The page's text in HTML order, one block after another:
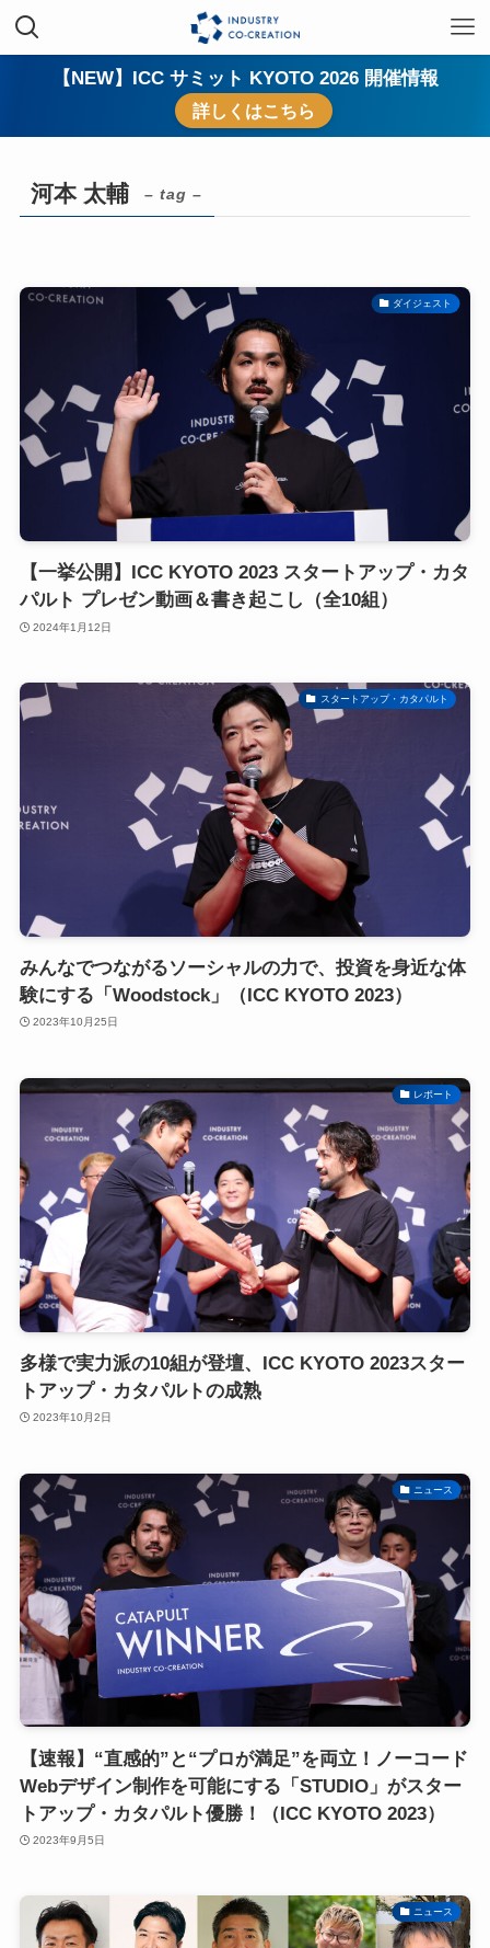
【NEW】ICC サミット KYOTO 2026 開催情報
詳しくはこちら
河本 太輔 – tag –
ダイジェスト
【一挙公開】ICC KYOTO 2023 スタートアップ・カタ
パルト プレゼン動画＆書き起こし（全10組）
2024年1月12日
スタートアップ・カタパルト
みんなでつながるソーシャルの力で、投資を身近な体
験にする「Woodstock」（ICC KYOTO 2023）
2023年10月25日
レポート
多様で実力派の10組が登壇、ICC KYOTO 2023スター
トアップ・カタパルトの成熟
2023年10月2日
ニュース
【速報】“直感的”と“プロが満足”を両立！ノーコード
Webデザイン制作を可能にする「STUDIO」がスター
トアップ・カタパルト優勝！（ICC KYOTO 2023）
2023年9月5日
ニュース